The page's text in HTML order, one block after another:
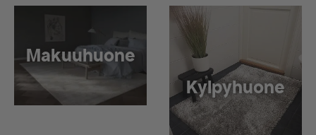
Makuuhuone
Kylpyhuone